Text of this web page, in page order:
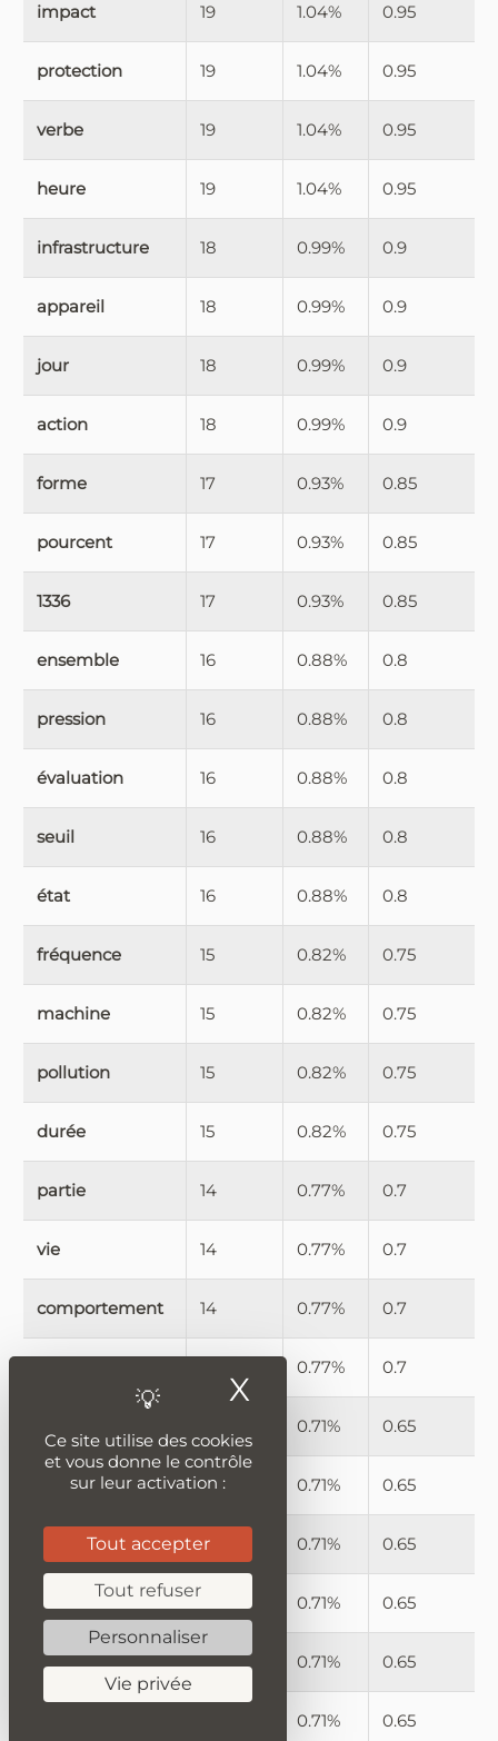
impact 19 1.04% 0.95
protection 19 1.04% 0.95
verbe 19 1.04% 0.95
heure 19 1.04% 0.95
infrastructure 18 0.99% 0.9
appareil 18 0.99% 0.9
jour 18 0.99% 0.9
action 18 0.99% 0.9
forme 17 0.93% 0.85
pourcent 17 0.93% 0.85
1336 17 0.93% 0.85
ensemble 16 0.88% 0.8
pression 16 0.88% 0.8
évaluation 16 0.88% 0.8
seuil 16 0.88% 0.8
état 16 0.88% 0.8
fréquence 15 0.82% 0.75
machine 15 0.82% 0.75
pollution 15 0.82% 0.75
durée 15 0.82% 0.75
partie 14 0.77% 0.7
vie 14 0.77% 0.7
comportement 14 0.77% 0.7
0.77% 0.7
0.71% 0.65
pixel 13 0.71% 0.65
13 0.71% 0.65
perception 0.71% 0.65
zone 13 0.71% 0.65
0.71% 0.65
Ce site utilise des cookies
et vous donne le contrôle
sur leur activation :
Tout accepter
Tout refuser
Personnaliser
Vie privée
X Masquer le